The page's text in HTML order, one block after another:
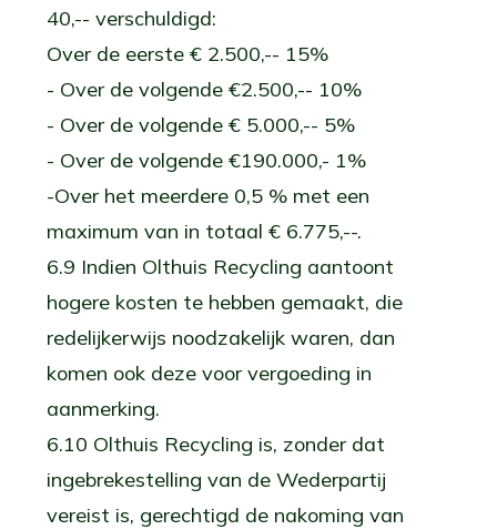
40,-- verschuldigd:
Over de eerste € 2.500,-- 15%
- Over de volgende €2.500,-- 10%
- Over de volgende € 5.000,-- 5%
- Over de volgende €190.000,- 1%
-Over het meerdere 0,5 % met een
maximum van in totaal € 6.775,--.
6.9 Indien Olthuis Recycling aantoont
hogere kosten te hebben gemaakt, die
redelijkerwijs noodzakelijk waren, dan
komen ook deze voor vergoeding in
aanmerking.
6.10 Olthuis Recycling is, zonder dat
ingebrekestelling van de Wederpartij
vereist is, gerechtigd de nakoming van